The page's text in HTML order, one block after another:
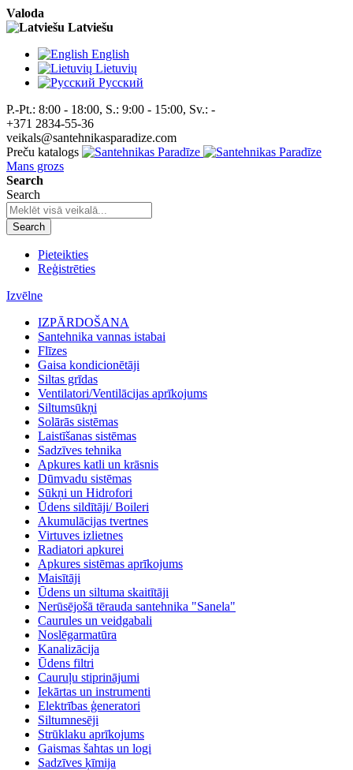
Valoda
Latviešu
English
Lietuvių
Pусский
P.-Pt.: 8:00 - 18:00, S.: 9:00 - 15:00, Sv.: -
+371 2834-55-36
veikals@santehnikasparadize.com
Preču katalogs
Mans grozs
Search
Search
Search
Pieteikties
Reģistrēties
Izvēlne
IZPĀRDOŠANA
Santehnika vannas istabai
Flīzes
Gaisa kondicionētāji
Siltas grīdas
Ventilatori/Ventilācijas aprīkojums
Siltumsūkņi
Solārās sistēmas
Laistīšanas sistēmas
Sadzīves tehnika
Apkures katli un krāsnis
Dūmvadu sistēmas
Sūkņi un Hidrofori
Ūdens sildītāji/ Boileri
Akumulācijas tvertnes
Virtuves izlietnes
Radiatori apkurei
Apkures sistēmas aprīkojums
Maisītāji
Ūdens un siltuma skaitītāji
Nerūsējošā tērauda santehnika "Sanela"
Caurules un veidgabali
Noslēgarmatūra
Kanalizācija
Ūdens filtri
Cauruļu stiprinājumi
Iekārtas un instrumenti
Elektrības ģeneratori
Siltumnesēji
Strūklaku aprīkojums
Gaismas šahtas un logi
Sadzīves ķīmija